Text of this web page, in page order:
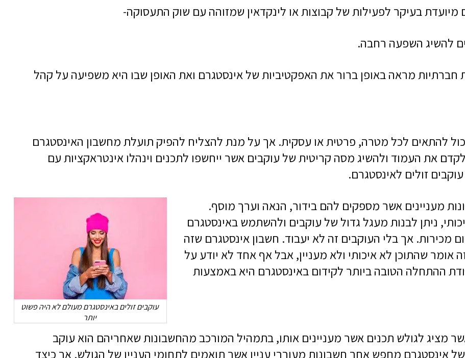
בעיקר לפעילות של קבוצות או לינקדאין שמזוהה עם שוק התעסוקה-
להשיג השפעה רחבה.
חברתיות מראה באופן ברור את האפקטיביות של אינסטגרם ואת האופן שבו היא משפיעה על קהל
להתאים לכל מטרה, פרטית או עסקית. אך על מנת להצליח להפיק תועלת מחשבון האינסטגרם
את העמוד ולהשיג מסה קריטית של עוקבים אשר ייחשפו לתכנים וינהלו אינטראקציות עם
זולים לאינסטגרם.
עוקבים זולים באינסטגרם מעולם לא היה פשוט
יותר
מעניינים אשר מספקים להם בידור, הנאה וערך מוסף.
ניתן לבנות מעגל גדול של עוקבים ולהשתמש באינסטגרם
מכירות. אך בלי העוקבים זה לא יעבוד. חשבון אינסטגרם שזה
שהתוכן לא איכותי ולא מעניין, אבל אף אחד לא יודע על
ההתחלה הטובה ביותר לקידום באינסטגרם היא באמצעות
מציג לגולש תכנים אשר מעניינים אותו, בתמהיל המורכב מהחשבונות שאחריהם הוא עוקב
של אינסטגרם מחפש אחר חשבונות מעוררי עניין אשר תואמים לתחומי העניין של הגולש. אך כיצד